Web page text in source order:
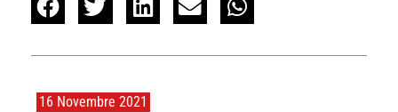
16 Novembre 2021